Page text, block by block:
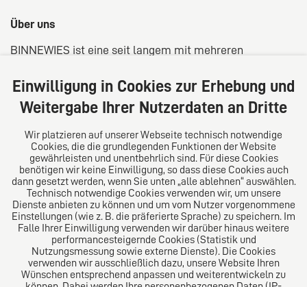
Über uns
BINNEWIES ist eine seit langem mit mehreren
verwurzelte Kanzlei aus Rechtsanwälten,
Steuerberatern und Wirtschaftsprüfern. Unsere
Kunden profitieren von einer fachübergreifenden
Beratung in rechtlicher, steuerrechtlich und
bilanzieller Hinsicht und unserem langjähriges Know-
How in der Vertragsgestaltung, der Vertretung vor
Gericht als auch bei der Erstellung von
Jahresabschüssen. Fachlich halten sich alle
Mitarbeiter stets auf dem neusten Stand. Besondere
Expertisen bestehen durch eine Vielzahl versierter
Berufsträger sowie Rechtsanwälten mit
Fachanwaltschaften.
Einwilligung in Cookies zur Erhebung und
Weitergabe Ihrer Nutzerdaten an Dritte
Wir platzieren auf unserer Webseite technisch notwendige
Cookies, die die grundlegenden Funktionen der Website
gewährleisten und unentbehrlich sind. Für diese Cookies
benötigen wir keine Einwilligung, so dass diese Cookies auch
dann gesetzt werden, wenn Sie unten „alle ablehnen“ auswählen.
Technisch notwendige Cookies verwenden wir, um unsere
Dienste anbieten zu können und um vom Nutzer vorgenommene
Einstellungen (wie z. B. die präferierte Sprache) zu speichern. Im
Falle Ihrer Einwilligung verwenden wir darüber hinaus weitere
performancesteigernde Cookies (Statistik und
Nutzungsmessung sowie externe Dienste). Die Cookies
verwenden wir ausschließlich dazu, unsere Website Ihren
Wünschen entsprechend anpassen und weiterentwickeln zu